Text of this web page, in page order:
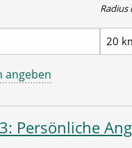
Radius
angeben
Persönliche